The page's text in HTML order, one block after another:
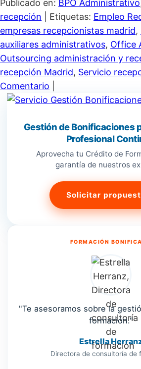
Publicado en: BPO Administrativo
recepción
Etiquetas: Empleo
empresas recepcionistas madrid,
auxiliares administrativos, Office
Outsourcing administración y
recepción Madrid, Servicio
Comentario
Gestión de Bonificaciones
Profesional
Aprovecha tu Crédito de
garantía de nuestros
Solicitar
FORMACIÓN
"Te asesoramos sobre la
formación."
Estrella
Directora de consultoría de